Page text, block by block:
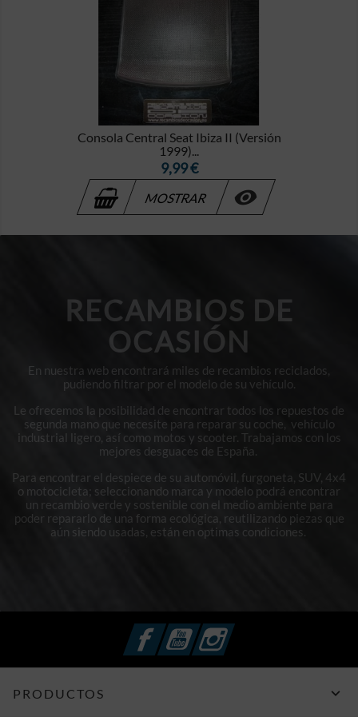
Consola Central Seat Ibiza II (Versión
1999)...
Precio
9,99 €
MOSTRAR 
RECAMBIOS DE
OCASIÓN
En nuestra web encontrará miles de recambios reciclados,
pudiendo filtrar por el modelo de su vehículo.
Le ofrecemos la posibilidad de encontrar todos los repuestos de
segunda mano que necesite para reparar su coche, vehículo
industrial ligero, así como motos y scooter. Trabajamos con los
mejores desguaces de España.
Para encontrar el despiece de su automóvil, furgoneta, SUV, 4x4
o motocicleta; seleccionando marca y modelo podrá encontrar
un recambio verde y sostenible con el medio ambiente para
poder repararlo de una forma ecológica, reutilizando piezas que
aún siendo usadas, están en optimas condiciones.
FacebookYouTubeInstagram
PRODUCTOS 